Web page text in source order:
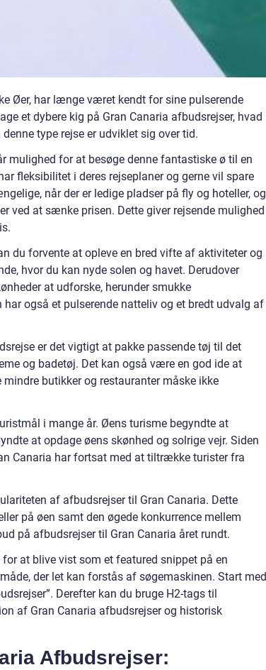
Øer, har længe været kendt for sine pulserende
et dybere kig på Gran Canaria afbudsrejser, hvad
type rejse er udviklet sig over tid.
mulighed for at besøge denne fantastiske ø til en
fleksibilitet i deres rejseplaner og gerne vil spare
når der er ledige pladser på fly og hoteller, og
ved at sænke prisen. Dette giver rejsende mulighed
du forvente at opleve en bred vifte af aktiviteter og
hvor du kan nyde solen og havet. Derudover
at udforske, herunder smukke
også et pulserende natteliv og et bredt udvalg af
er det vigtigt at pakke passende tøj til det
og badetøj. Det kan også være en god ide at
butikker og restauranter måske ikke
i mange år. Øens turisme begyndte at
at opdage øens skønhed og solrige vejr. Siden
Canaria har fortsat med at tiltrække turister fra
af afbudsrejser til Gran Canaria. Dette
på øen samt den øgede konkurrence mellem
på afbudsrejser til Gran Canaria året rundt.
at blive vist som et featured snippet på en
der let kan forstås af søgemaskinen. Start med
Derefter kan du bruge H2-tags til
af Gran Canaria afbudsrejser og historisk
Afbudsrejser: